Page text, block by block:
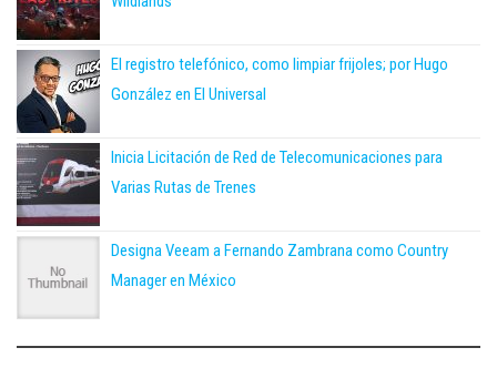
El registro telefónico, como limpiar frijoles; por Hugo
González en El Universal
Inicia Licitación de Red de Telecomunicaciones para
Varias Rutas de Trenes
Designa Veeam a Fernando Zambrana como Country
Manager en México